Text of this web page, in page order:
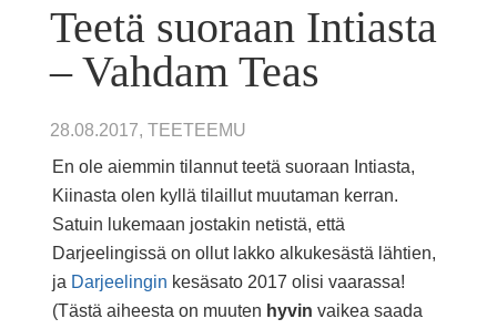
Teetä suoraan Intiasta
– Vahdam Teas
28.08.2017, TEETEEMU
En ole aiemmin tilannut teetä suoraan Intiasta,
Kiinasta olen kyllä tilaillut muutaman kerran.
Satuin lukemaan jostakin netistä, että
Darjeelingissä on ollut lakko alkukesästä lähtien,
ja Darjeelingin kesäsato 2017 olisi vaarassa!
(Tästä aiheesta on muuten hyvin vaikea saada